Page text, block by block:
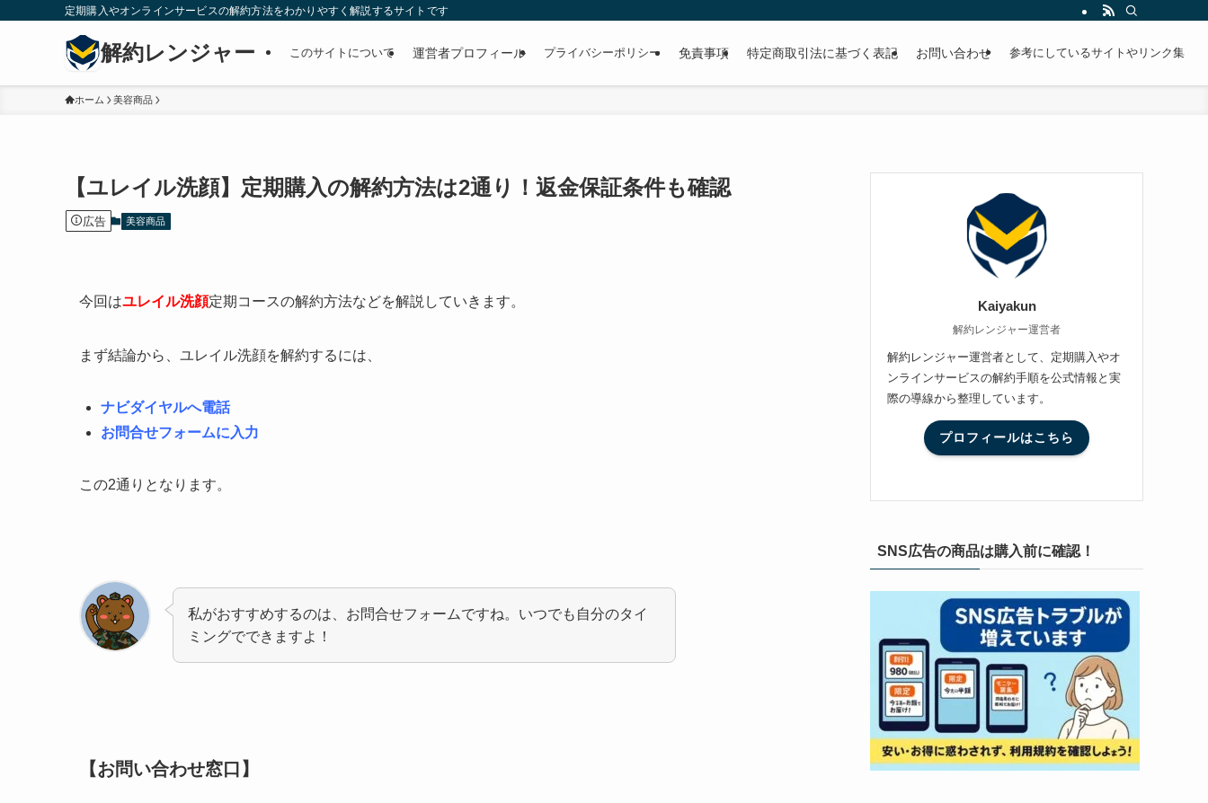
定期購入やオンラインサービスの解約方法をわかりやすく解説するサイトです
解約レンジャー このサイトについて 運営者プロフィール プライバシーポリシー 免責事項 特定商取引法に基づく表記 お問い合わせ 参考にしているサイトやリンク集
ホーム 美容商品
【ユレイル洗顔】定期購入の解約方法は2通り！返金保証条件も確認
広告 美容商品
今回はユレイル洗顔定期コースの解約方法などを解説していきます。
まず結論から、ユレイル洗顔を解約するには、
ナビダイヤルへ電話
お問合せフォームに入力
この2通りとなります。
私がおすすめするのは、お問合せフォームですね。いつでも自分のタイ
ミングでできますよ！
【お問い合わせ窓口】
Kaiyakun
解約レンジャー運営者
解約レンジャー運営者として、定期購入やオ
ンラインサービスの解約手順を公式情報と実
際の導線から整理しています。
プロフィールはこちら
SNS広告の商品は購入前に確認！